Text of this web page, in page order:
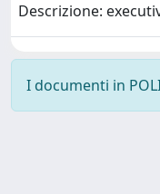
Descrizione:
I documenti in